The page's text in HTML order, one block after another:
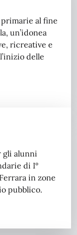
al fine
un’idonea
ricreative e
delle
gli alunni
di I°
in zone
pubblico.